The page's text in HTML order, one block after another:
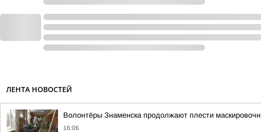
ЛЕНТА НОВОСТЕЙ
Волонтёры Знаменска продолжают плести
16:06